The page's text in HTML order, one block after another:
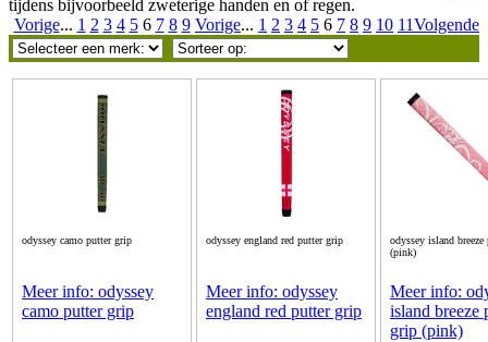
tijdens bijvoorbeeld zweterige handen en of regen.
Vorige... 1 2 3 4 5 6 7 8 9 10 11Volgende
odyssey camo putter grip
Meer info: odyssey
camo putter grip
odyssey england red putter grip
Meer info: odyssey
england red putter grip
odyssey island
(pink)
Meer info:
island breeze
grip (pink)
Vorige... 1 2 3 4 5 6 7 8 9